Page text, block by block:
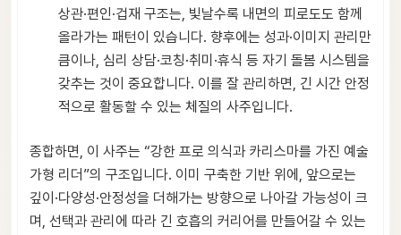
상관·편인·겁재 구조는, 빛날수록 내면의 피로도도 함께
올라가는 패턴이 있습니다. 향후에는 성과·이미지 관리만
큼이나, 심리 상담·코칭·취미·휴식 등 자기 돌봄 시스템을
갖추는 것이 중요합니다. 이를 잘 관리하면, 긴 시간 안정
적으로 활동할 수 있는 체질의 사주입니다.
종합하면, 이 사주는 “강한 프로 의식과 카리스마를 가진 예술
가형 리더”의 구조입니다. 이미 구축한 기반 위에, 앞으로는
깊이·다양성·안정성을 더해가는 방향으로 나아갈 가능성이 크
며, 선택과 관리에 따라 긴 호흡의 커리어를 만들어갈 수 있는